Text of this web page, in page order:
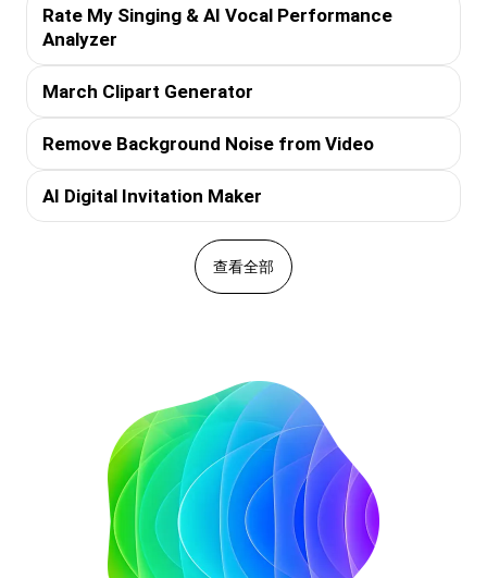
Rate My Singing & AI Vocal Performance
Analyzer
March Clipart Generator
Remove Background Noise from Video
AI Digital Invitation Maker
查看全部